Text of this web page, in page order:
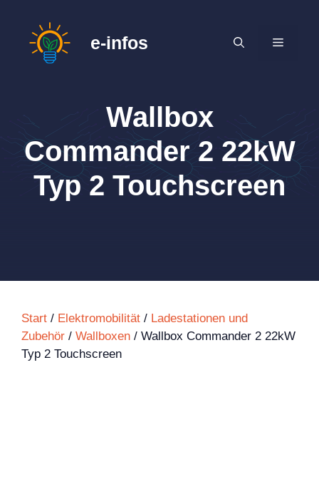
springen
e-infos MENÜ
Wallbox
Commander 2 22kW
Typ 2 Touchscreen
Start / Elektromobilität / Ladestationen und
Zubehör / Wallboxen / Wallbox Commander 2 22kW
Typ 2 Touchscreen